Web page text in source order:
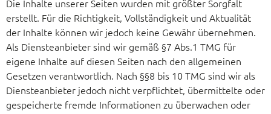
Die Inhalte unserer Seiten wurden mit größter Sorgfalt
erstellt. Für die Richtigkeit, Vollständigkeit und Aktualität
der Inhalte können wir jedoch keine Gewähr übernehmen.
Als Diensteanbieter sind wir gemäß §7 Abs.1 TMG für
eigene Inhalte auf diesen Seiten nach den allgemeinen
Gesetzen verantwortlich. Nach §§8 bis 10 TMG sind wir als
Diensteanbieter jedoch nicht verpflichtet, übermittelte oder
gespeicherte fremde Informationen zu überwachen oder